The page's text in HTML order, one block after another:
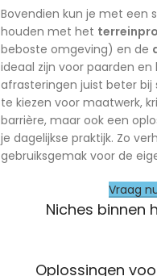
Bovendien kun je met een
houden met het
beboste omgeving) en de
ideaal zijn voor paarden
afrasteringen juist beter
te kiezen voor maatwerk,
barrière, maar ook een
je dagelijkse praktijk. Zo
gebruiksgemak voor de
Vraag
Niches binnen
Oplossingen